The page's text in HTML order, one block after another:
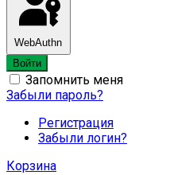
WebAuthn
Войти
Запомнить меня
Забыли пароль?
Регистрация
Забыли логин?
Корзина